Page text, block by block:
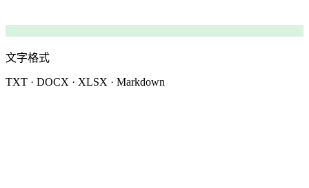
文字格式
TXT · DOCX · XLSX · Markdown